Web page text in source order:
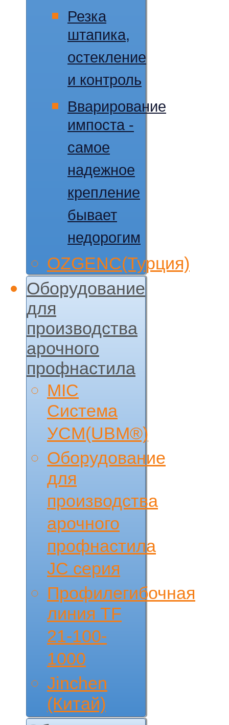
Резка
штапика,
остекление
и контроль
Вварирование
импоста -
самое
надежное
крепление
бывает
недорогим
OZGENC(Турция)
Оборудование
для
производства
арочного
профнастила
MIC
Cистема
УCM(UBM®)
Оборудование
для
производства
арочного
профнастила
JC серия
Профилегибочная
линия TF
21-100-
1000
Jinchen
(Китай)